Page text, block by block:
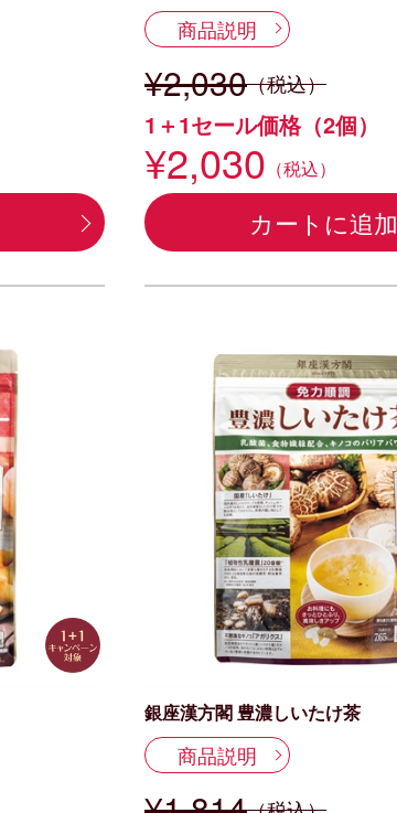
商品説明
¥2,030（税込）
1＋1セール価格（2個）
¥2,030 （税込）
カートに追加
銀座漢方閣 豊濃しいたけ茶
商品説明